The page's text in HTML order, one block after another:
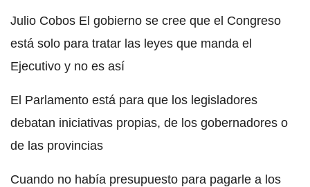
Julio Cobos El gobierno se cree que el Congreso
está solo para tratar las leyes que manda el
Ejecutivo y no es así
El Parlamento está para que los legisladores
debatan iniciativas propias, de los gobernadores o
de las provincias
Cuando no había presupuesto para pagarle a los